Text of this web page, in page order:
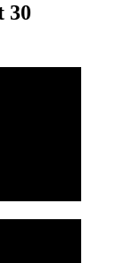
30